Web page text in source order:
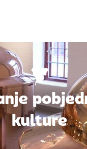
kulture